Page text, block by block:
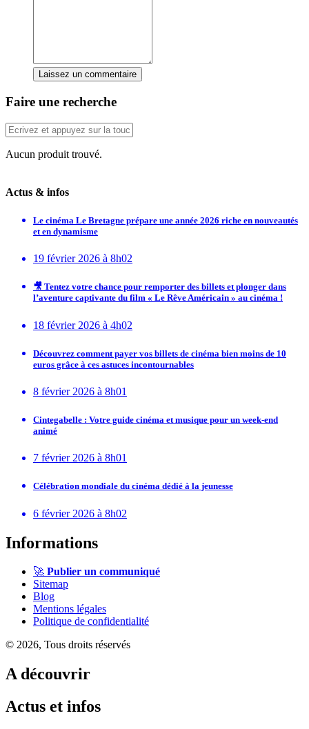
Laissez un commentaire
Faire une recherche
Aucun produit trouvé.
Actus & infos
Le cinéma Le Bretagne prépare une année 2026 riche en nouveautés
et en dynamisme
19 février 2026 à 8h02
🎥 Tentez votre chance pour remporter des billets et plonger dans
l’aventure captivante du film « Le Rêve Américain » au cinéma !
18 février 2026 à 4h02
Découvrez comment payer vos billets de cinéma bien moins de 10
euros grâce à ces astuces incontournables
8 février 2026 à 8h01
Cintegabelle : Votre guide cinéma et musique pour un week-end
animé
7 février 2026 à 8h01
Célébration mondiale du cinéma dédié à la jeunesse
6 février 2026 à 8h02
Informations
🚀 Publier un communiqué
Sitemap
Blog
Mentions légales
Politique de confidentialité
© 2026, Tous droits réservés
A découvrir
Actus et infos